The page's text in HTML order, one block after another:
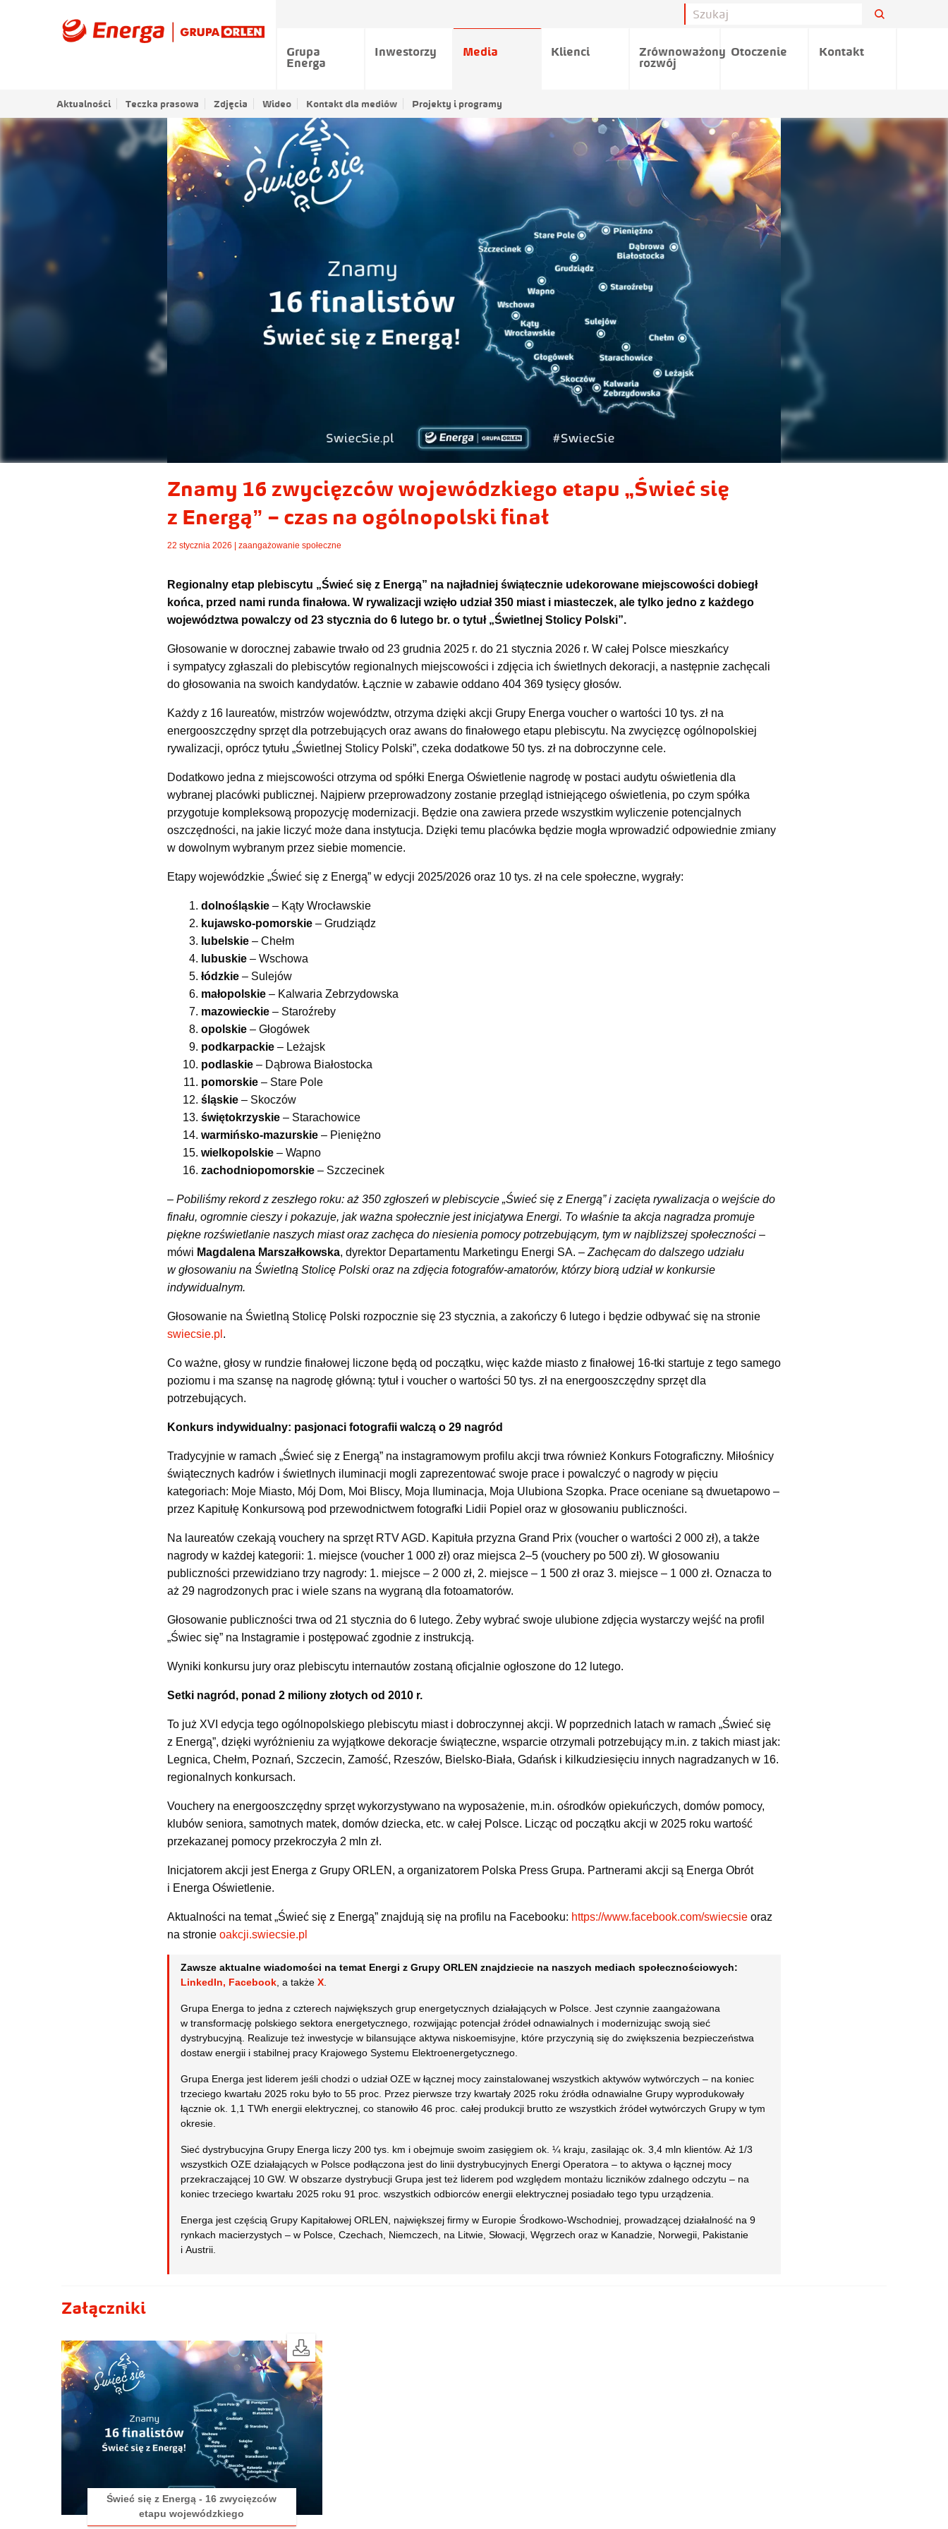
Grupa
Energa
Inwestorzy Media
Aktualności Teczka prasowa Zdjęcia Wideo Kontakt dla mediów Projekty i programy
Klienci
Zrównoważony
rozwój
Otoczenie Kontakt
Znamy 16 zwycięzców wojewódzkiego etapu „Świeć się
z Energą” – czas na ogólnopolski finał
22 stycznia 2026 | zaangażowanie społeczne
Regionalny etap plebiscytu „Świeć się z Energą” na najładniej świątecznie udekorowane miejscowości dobiegł
końca, przed nami runda finałowa. W rywalizacji wzięło udział 350 miast i miasteczek, ale tylko jedno z każdego
województwa powalczy od 23 stycznia do 6 lutego br. o tytuł „Świetlnej Stolicy Polski”.
Głosowanie w dorocznej zabawie trwało od 23 grudnia 2025 r. do 21 stycznia 2026 r. W całej Polsce mieszkańcy
i sympatycy zgłaszali do plebiscytów regionalnych miejscowości i zdjęcia ich świetlnych dekoracji, a następnie zachęcali
do głosowania na swoich kandydatów. Łącznie w zabawie oddano 404 369 tysięcy głosów.
Każdy z 16 laureatów, mistrzów województw, otrzyma dzięki akcji Grupy Energa voucher o wartości 10 tys. zł na
energooszczędny sprzęt dla potrzebujących oraz awans do finałowego etapu plebiscytu. Na zwycięzcę ogólnopolskiej
rywalizacji, oprócz tytułu „Świetlnej Stolicy Polski”, czeka dodatkowe 50 tys. zł na dobroczynne cele.
Dodatkowo jedna z miejscowości otrzyma od spółki Energa Oświetlenie nagrodę w postaci audytu oświetlenia dla
wybranej placówki publicznej. Najpierw przeprowadzony zostanie przegląd istniejącego oświetlenia, po czym spółka
przygotuje kompleksową propozycję modernizacji. Będzie ona zawiera przede wszystkim wyliczenie potencjalnych
oszczędności, na jakie liczyć może dana instytucja. Dzięki temu placówka będzie mogła wprowadzić odpowiednie zmiany
w dowolnym wybranym przez siebie momencie.
Etapy wojewódzkie „Świeć się z Energą” w edycji 2025/2026 oraz 10 tys. zł na cele społeczne, wygrały:
dolnośląskie – Kąty Wrocławskie
kujawsko-pomorskie – Grudziądz
lubelskie – Chełm
lubuskie – Wschowa
łódzkie – Sulejów
małopolskie – Kalwaria Zebrzydowska
mazowieckie – Staroźreby
opolskie – Głogówek
podkarpackie – Leżajsk
podlaskie – Dąbrowa Białostocka
pomorskie – Stare Pole
śląskie – Skoczów
świętokrzyskie – Starachowice
warmińsko-mazurskie – Pieniężno
wielkopolskie – Wapno
zachodniopomorskie – Szczecinek
– Pobiliśmy rekord z zeszłego roku: aż 350 zgłoszeń w plebiscycie „Świeć się z Energą” i zacięta rywalizacja o wejście do
finału, ogromnie cieszy i pokazuje, jak ważna społecznie jest inicjatywa Energi. To właśnie ta akcja nagradza promuje
piękne rozświetlanie naszych miast oraz zachęca do niesienia pomocy potrzebującym, tym w najbliższej społeczności –
mówi Magdalena Marszałkowska, dyrektor Departamentu Marketingu Energi SA. – Zachęcam do dalszego udziału
w głosowaniu na Świetlną Stolicę Polski oraz na zdjęcia fotografów-amatorów, którzy biorą udział w konkursie
indywidualnym.
Głosowanie na Świetlną Stolicę Polski rozpocznie się 23 stycznia, a zakończy 6 lutego i będzie odbywać się na stronie
swiecsie.pl .
Co ważne, głosy w rundzie finałowej liczone będą od początku, więc każde miasto z finałowej 16-tki startuje z tego samego
poziomu i ma szansę na nagrodę główną: tytuł i voucher o wartości 50 tys. zł na energooszczędny sprzęt dla
potrzebujących.
Konkurs indywidualny: pasjonaci fotografii walczą o 29 nagród
Tradycyjnie w ramach „Świeć się z Energą” na instagramowym profilu akcji trwa również Konkurs Fotograficzny. Miłośnicy
świątecznych kadrów i świetlnych iluminacji mogli zaprezentować swoje prace i powalczyć o nagrody w pięciu
kategoriach: Moje Miasto, Mój Dom, Moi Bliscy, Moja Iluminacja, Moja Ulubiona Szopka. Prace oceniane są dwuetapowo –
przez Kapitułę Konkursową pod przewodnictwem fotografki Lidii Popiel oraz w głosowaniu publiczności.
Na laureatów czekają vouchery na sprzęt RTV AGD. Kapituła przyzna Grand Prix (voucher o wartości 2 000 zł), a także
nagrody w każdej kategorii: 1. miejsce (voucher 1 000 zł) oraz miejsca 2–5 (vouchery po 500 zł). W głosowaniu
publiczności przewidziano trzy nagrody: 1. miejsce – 2 000 zł, 2. miejsce – 1 500 zł oraz 3. miejsce – 1 000 zł. Oznacza to
aż 29 nagrodzonych prac i wiele szans na wygraną dla fotoamatorów.
Głosowanie publiczności trwa od 21 stycznia do 6 lutego. Żeby wybrać swoje ulubione zdjęcia wystarczy wejść na profil
„Świec się” na Instagramie i postępować zgodnie z instrukcją.
Wyniki konkursu jury oraz plebiscytu internautów zostaną oficjalnie ogłoszone do 12 lutego.
Setki nagród, ponad 2 miliony złotych od 2010 r.
To już XVI edycja tego ogólnopolskiego plebiscytu miast i dobroczynnej akcji. W poprzednich latach w ramach „Świeć się
z Energą”, dzięki wyróżnieniu za wyjątkowe dekoracje świąteczne, wsparcie otrzymali potrzebujący m.in. z takich miast jak:
Legnica, Chełm, Poznań, Szczecin, Zamość, Rzeszów, Bielsko-Biała, Gdańsk i kilkudziesięciu innych nagradzanych w 16.
regionalnych konkursach.
Vouchery na energooszczędny sprzęt wykorzystywano na wyposażenie, m.in. ośrodków opiekuńczych, domów pomocy,
klubów seniora, samotnych matek, domów dziecka, etc. w całej Polsce. Licząc od początku akcji w 2025 roku wartość
przekazanej pomocy przekroczyła 2 mln zł.
Inicjatorem akcji jest Energa z Grupy ORLEN, a organizatorem Polska Press Grupa. Partnerami akcji są Energa Obrót
i Energa Oświetlenie.
Aktualności na temat „Świeć się z Energą” znajdują się na profilu na Facebooku: https://www.facebook.com/swiecsie oraz
na stronie oakcji.swiecsie.pl
Zawsze aktualne wiadomości na temat Energi z Grupy ORLEN znajdziecie na naszych mediach społecznościowych:
LinkedIn, Facebook , a także X
Grupa Energa to jedna z czterech największych grup energetycznych działających w Polsce. Jest czynnie zaangażowana
w transformację polskiego sektora energetycznego, rozwijając potencjał źródeł odnawialnych i modernizując swoją sieć
dystrybucyjną. Realizuje też inwestycje w bilansujące aktywa niskoemisyjne, które przyczynią się do zwiększenia bezpieczeństwa
dostaw energii i stabilnej pracy Krajowego Systemu Elektroenergetycznego.
Grupa Energa jest liderem jeśli chodzi o udział OZE w łącznej mocy zainstalowanej wszystkich aktywów wytwórczych – na koniec
trzeciego kwartału 2025 roku było to 55 proc. Przez pierwsze trzy kwartały 2025 roku źródła odnawialne Grupy wyprodukowały
łącznie ok. 1,1 TWh energii elektrycznej, co stanowiło 46 proc. całej produkcji brutto ze wszystkich źródeł wytwórczych Grupy w tym
okresie.
Sieć dystrybucyjna Grupy Energa liczy 200 tys. km i obejmuje swoim zasięgiem ok. ¼ kraju, zasilając ok. 3,4 mln klientów. Aż 1/3
wszystkich OZE działających w Polsce podłączona jest do linii dystrybucyjnych Energi Operatora – to aktywa o łącznej mocy
przekraczającej 10 GW. W obszarze dystrybucji Grupa jest też liderem pod względem montażu liczników zdalnego odczytu – na
koniec trzeciego kwartału 2025 roku 91 proc. wszystkich odbiorców energii elektrycznej posiadało tego typu urządzenia.
Energa jest częścią Grupy Kapitałowej ORLEN, największej firmy w Europie Środkowo-Wschodniej, prowadzącej działalność na 9
rynkach macierzystych – w Polsce, Czechach, Niemczech, na Litwie, Słowacji, Węgrzech oraz w Kanadzie, Norwegii, Pakistanie
i Austrii.
Załączniki
Świeć się z Energą - 16 zwycięzców
etapu wojewódzkiego